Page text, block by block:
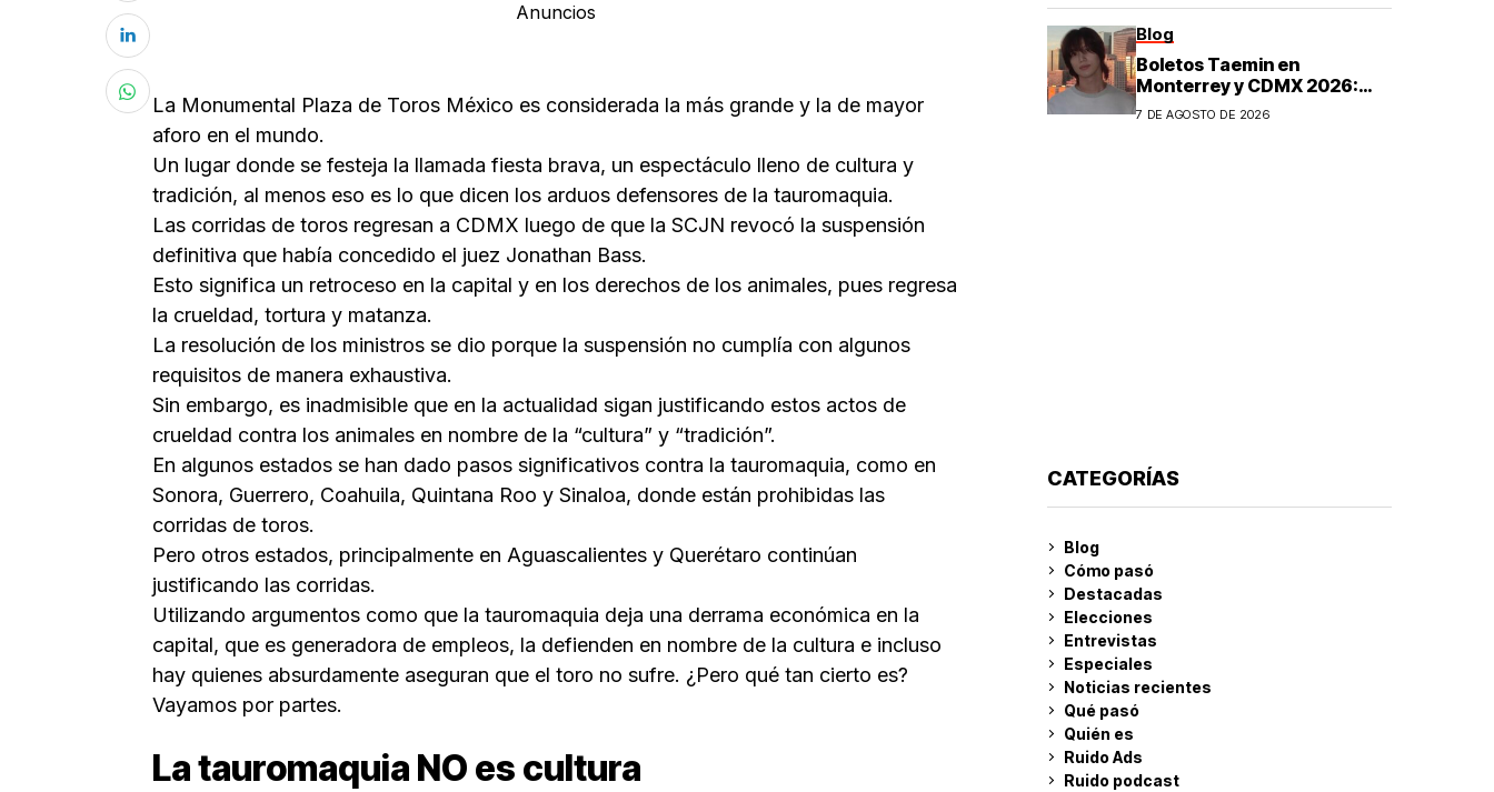
Anuncios
La Monumental Plaza de Toros México es considerada la más grande y la de mayor
aforo en el mundo.
Un lugar donde se festeja la llamada fiesta brava, un espectáculo lleno de cultura y
tradición, al menos eso es lo que dicen los arduos defensores de la tauromaquia.
Las corridas de toros regresan a CDMX luego de que la SCJN revocó la suspensión
definitiva que había concedido el juez Jonathan Bass.
Esto significa un retroceso en la capital y en los derechos de los animales, pues regresa
la crueldad, tortura y matanza.
La resolución de los ministros se dio porque la suspensión no cumplía con algunos
requisitos de manera exhaustiva.
Sin embargo, es inadmisible que en la actualidad sigan justificando estos actos de
crueldad contra los animales en nombre de la “cultura” y “tradición”.
En algunos estados se han dado pasos significativos contra la tauromaquia, como en
Sonora, Guerrero, Coahuila, Quintana Roo y Sinaloa, donde están prohibidas las
corridas de toros.
Pero otros estados, principalmente en Aguascalientes y Querétaro continúan
justificando las corridas.
Utilizando argumentos como que la tauromaquia deja una derrama económica en la
capital, que es generadora de empleos, la defienden en nombre de la cultura e incluso
hay quienes absurdamente aseguran que el toro no sufre. ¿Pero qué tan cierto es?
Vayamos por partes.
La tauromaquia NO es cultura
Blog
Boletos Taemin en
Monterrey y CDMX 2026:
¿dónde comprar?
7 DE AGOSTO DE 2026
CATEGORÍAS
Blog
Cómo pasó
Destacadas
Elecciones
Entrevistas
Especiales
Noticias recientes
Qué pasó
Quién es
Ruido Ads
Ruido podcast